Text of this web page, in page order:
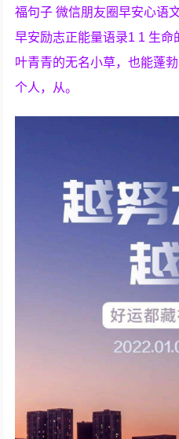
福句子 微信朋友圈早安心语
早安励志正能量语录1 1 生
叶青青的无名小草，也能蓬
个人，从。